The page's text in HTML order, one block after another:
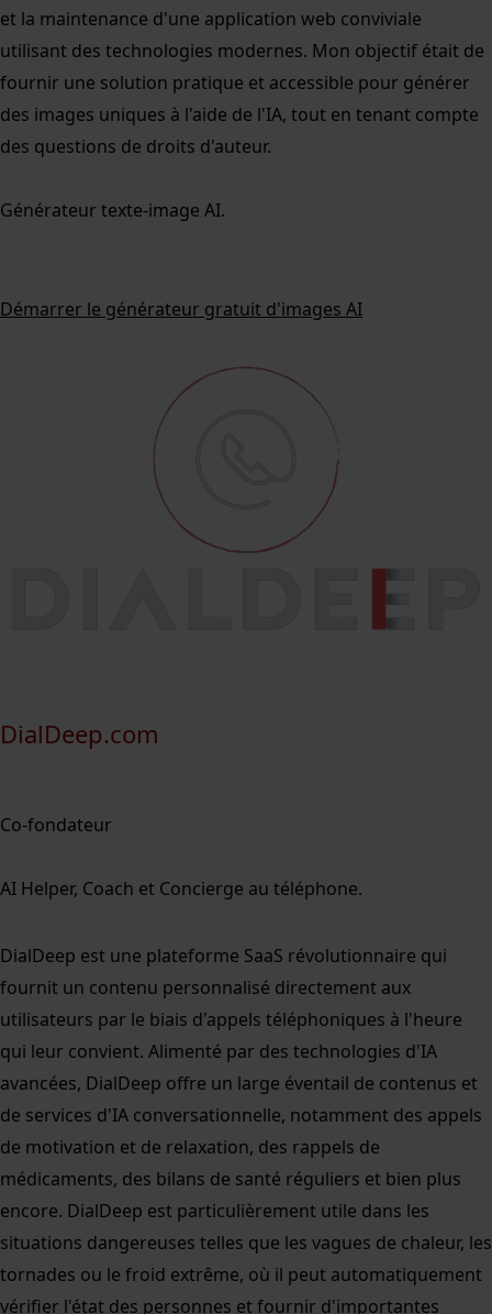
et la maintenance d'une application web conviviale
utilisant des technologies modernes. Mon objectif était de
fournir une solution pratique et accessible pour générer
des images uniques à l'aide de l'IA, tout en tenant compte
des questions de droits d'auteur.
Générateur texte-image AI.
Démarrer le générateur gratuit d'images AI
DialDeep.com
Co-fondateur
AI Helper, Coach et Concierge au téléphone.
DialDeep est une plateforme SaaS révolutionnaire qui
fournit un contenu personnalisé directement aux
utilisateurs par le biais d'appels téléphoniques à l'heure
qui leur convient. Alimenté par des technologies d'IA
avancées, DialDeep offre un large éventail de contenus et
de services d'IA conversationnelle, notamment des appels
de motivation et de relaxation, des rappels de
médicaments, des bilans de santé réguliers et bien plus
encore. DialDeep est particulièrement utile dans les
situations dangereuses telles que les vagues de chaleur, les
tornades ou le froid extrême, où il peut automatiquement
vérifier l'état des personnes et fournir d'importantes